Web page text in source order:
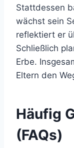
Stattdessen
wächst sein
reflektiert er
Schließlich
Erbe.
Eltern den
Häufig
(FAQs)